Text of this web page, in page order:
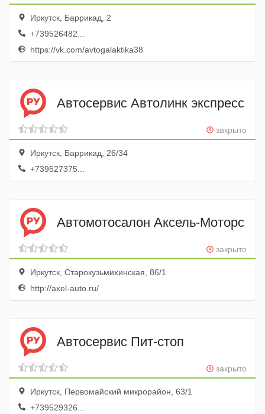
Иркутск, Баррикад, 2
+739526482...
https://vk.com/avtogalaktika38
Автосервис Автолинк экспресс
закрыто
Иркутск, Баррикад, 26/34
+739527375...
Автомотосалон Аксель-Моторс
закрыто
Иркутск, Старокузьмихинская, 86/1
http://axel-auto.ru/
Автосервис Пит-стоп
закрыто
Иркутск, Первомайский микрорайон, 63/1
+739529326...